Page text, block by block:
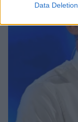
Data Deletion